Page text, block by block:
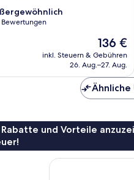
Bewertungen
Der
Preis
beträgt
136 €
inkl. Steuern & Gebühren
26. Aug.–27. Aug.
und Vorteile